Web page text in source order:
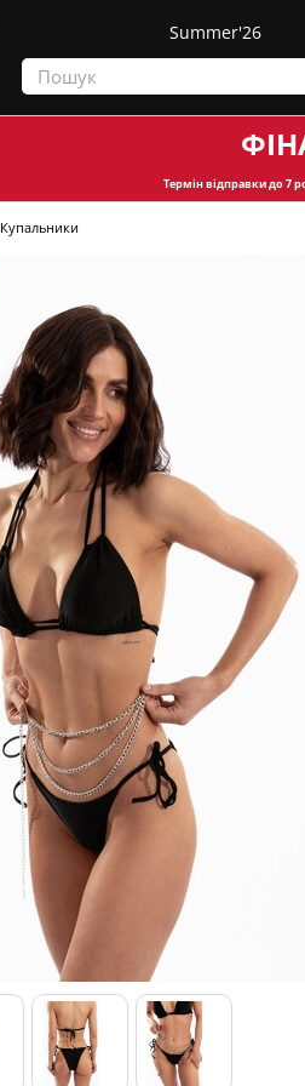
Summer'26
Термін відправкидо 7
Купальники